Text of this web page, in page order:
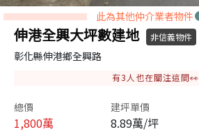
此為其他仲介業者物件
伸港全興大坪數建地 非信義物件
彰化縣伸港鄉全興路
有3 人也在關注這間👀
總價
1,800萬
建坪單價
8.89萬/坪